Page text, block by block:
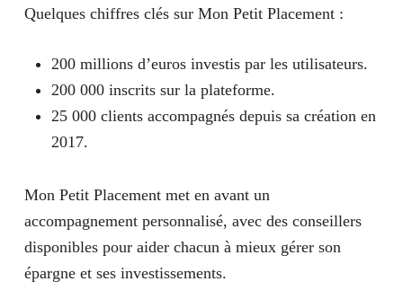
Quelqueschiffres clés sur Mon Petit Placement :
200 millions d’euros investis par les utilisateurs.
200 000 inscrits sur la plateforme.
25 000 clients accompagnés depuis sa création en
2017.
Mon Petit Placement met en avant un
accompagnement personnalisé, avec des conseillers
disponibles pour aider chacun à mieux gérer son
épargne et ses investissements.